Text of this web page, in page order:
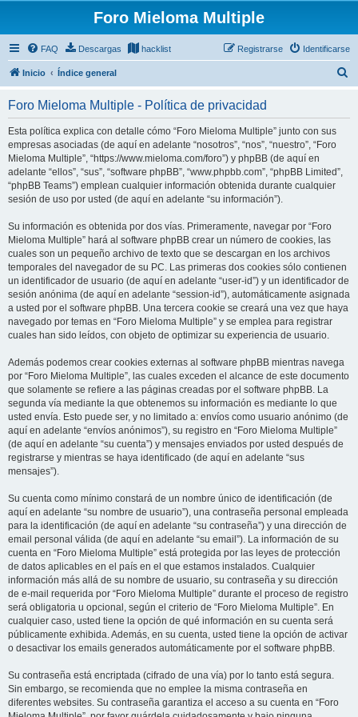
Foro Mieloma Multiple
FAQ Descargas hacklist Identificarse
Registrarse
Inicio Índice general
Foro Mieloma Multiple - Política de privacidad
Esta política explica con detalle cómo “Foro Mieloma Multiple” junto con sus
empresas asociadas (de aquí en adelante “nosotros”, “nos”, “nuestro”, “Foro
Mieloma Multiple”, “https://www.mieloma.com/foro”) y phpBB (de aquí en
adelante “ellos”, “sus”, “software phpBB”, “www.phpbb.com”, “phpBB Limited”,
“phpBB Teams”) emplean cualquier información obtenida durante cualquier
sesión de uso por usted (de aquí en adelante “su información”).
Su información es obtenida por dos vías. Primeramente, navegar por “Foro
Mieloma Multiple” hará al software phpBB crear un número de cookies, las
cuales son un pequeño archivo de texto que se descargan en los archivos
temporales del navegador de su PC. Las primeras dos cookies sólo contienen
un identificador de usuario (de aquí en adelante “user-id”) y un identificador de
sesión anónima (de aquí en adelante “session-id”), automáticamente asignada
a usted por el software phpBB. Una tercera cookie se creará una vez que haya
navegado por temas en “Foro Mieloma Multiple” y se emplea para registrar
cuales han sido leídos, con objeto de optimizar su experiencia de usuario.
Además podemos crear cookies externas al software phpBB mientras navega
por “Foro Mieloma Multiple”, las cuales exceden el alcance de este documento
que solamente se refiere a las páginas creadas por el software phpBB. La
segunda vía mediante la que obtenemos su información es mediante lo que
usted envía. Esto puede ser, y no limitado a: envíos como usuario anónimo (de
aquí en adelante “envíos anónimos”), su registro en “Foro Mieloma Multiple”
(de aquí en adelante “su cuenta”) y mensajes enviados por usted después de
registrarse y mientras se haya identificado (de aquí en adelante “sus
mensajes”).
Su cuenta como mínimo constará de un nombre único de identificación (de
aquí en adelante “su nombre de usuario”), una contraseña personal empleada
para la identificación (de aquí en adelante “su contraseña”) y una dirección de
email personal válida (de aquí en adelante “su email”). La información de su
cuenta en “Foro Mieloma Multiple” está protegida por las leyes de protección
de datos aplicables en el país en el que estamos instalados. Cualquier
información más allá de su nombre de usuario, su contraseña y su dirección
de e-mail requerida por “Foro Mieloma Multiple” durante el proceso de registro
será obligatoria u opcional, según el criterio de “Foro Mieloma Multiple”. En
cualquier caso, usted tiene la opción de qué información en su cuenta será
públicamente exhibida. Además, en su cuenta, usted tiene la opción de activar
o desactivar los emails generados automáticamente por el software phpBB.
Su contraseña está encriptada (cifrado de una vía) por lo tanto está segura.
Sin embargo, se recomienda que no emplee la misma contraseña en
diferentes websites. Su contraseña garantiza el acceso a su cuenta en “Foro